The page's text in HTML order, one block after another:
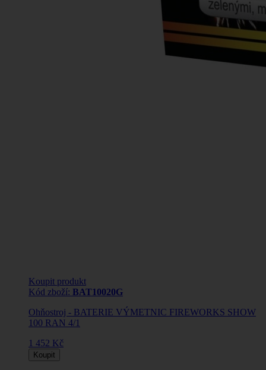
Koupit produkt
Kód zboží: BAT10020G
Ohňostroj - BATERIE VÝMETNIC FIREWORKS SHOW
100 RAN 4/1
1 452 Kč
Koupit